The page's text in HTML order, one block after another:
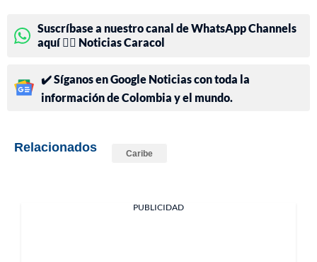
Suscríbase a nuestro canal de WhatsApp Channels
aquí 👉🏻 Noticias Caracol
✔️ Síganos en Google Noticias con toda la
información de Colombia y el mundo.
Relacionados Caribe
PUBLICIDAD